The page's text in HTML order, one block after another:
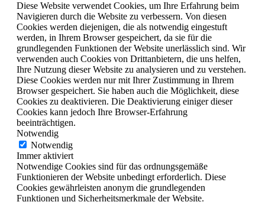
Diese Website verwendet Cookies, um Ihre Erfahrung beim
Navigieren durch die Website zu verbessern. Von diesen
Cookies werden diejenigen, die als notwendig eingestuft
werden, in Ihrem Browser gespeichert, da sie für die
grundlegenden Funktionen der Website unerlässlich sind. Wir
verwenden auch Cookies von Drittanbietern, die uns helfen,
Ihre Nutzung dieser Website zu analysieren und zu verstehen.
Diese Cookies werden nur mit Ihrer Zustimmung in Ihrem
Browser gespeichert. Sie haben auch die Möglichkeit, diese
Cookies zu deaktivieren. Die Deaktivierung einiger dieser
Cookies kann jedoch Ihre Browser-Erfahrung
beeinträchtigen.
Notwendig
Notwendig
Immer aktiviert
Notwendige Cookies sind für das ordnungsgemäße
Funktionieren der Website unbedingt erforderlich. Diese
Cookies gewährleisten anonym die grundlegenden
Funktionen und Sicherheitsmerkmale der Website.